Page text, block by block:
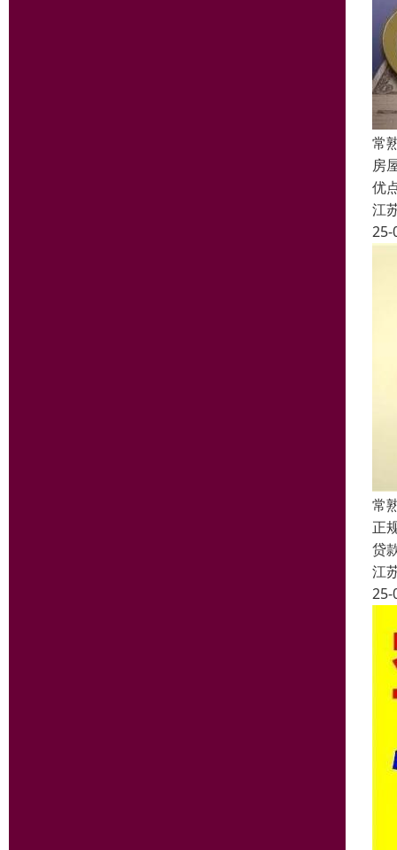
常
房
优
江
25-
常
正
贷
江
25-